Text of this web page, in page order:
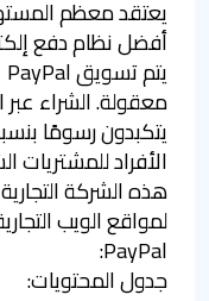
أفضل نظام دفع
الأفراد
هذه الشركة
PayPal:
جدول المحتويات: